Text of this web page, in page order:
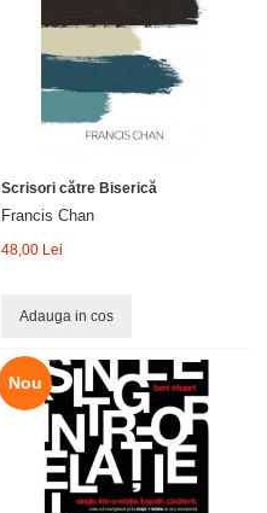
Scrisori către Biserică
Francis Chan
48,00 Lei
Adauga in cos
Nou